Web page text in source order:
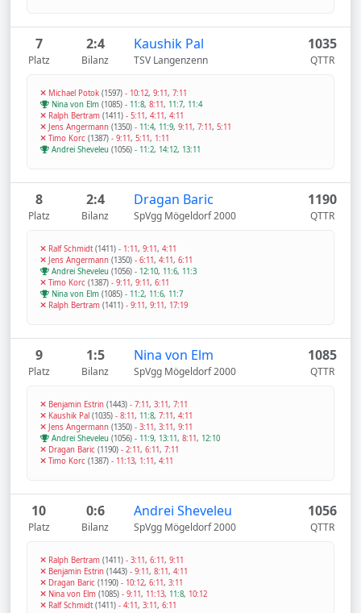
7
Platz
2:4
Bilanz
Kaushik Pal
TSV Langenzenn
1035
QTTR
Michael Potok (1597) - 10:12, 9:11, 7:11
Nina von Elm (1085) - 11:8, 8:11, 11:7, 11:4
Ralph Bertram (1411) - 5:11, 4:11, 4:11
Jens Angermann (1350) - 11:4, 11:9, 9:11, 7:11, 5:11
Timo Korc (1387) - 9:11, 5:11, 1:11
Andrei Sheveleu (1056) - 11:2, 14:12, 13:11
8
Platz
2:4
Bilanz
Dragan Baric
SpVgg Mögeldorf 2000
1190
QTTR
Ralf Schmidt(1411) - 1:11, 9:11, 4:11
Jens Angermann (1350) - 6:11, 4:11, 6:11
Andrei Sheveleu (1056) - 12:10, 11:6, 11:3
Timo Korc (1387) - 9:11, 9:11, 6:11
Nina von Elm (1085) - 11:2, 11:6, 11:7
Ralph Bertram (1411) - 9:11, 9:11, 17:19
9
Platz
1:5
Bilanz
Nina von Elm
SpVgg Mögeldorf 2000
1085
QTTR
Benjamin Estrin (1443) - 7:11, 3:11, 7:11
Kaushik Pal (1035) - 8:11, 11:8, 7:11, 4:11
Jens Angermann (1350) - 3:11, 3:11, 9:11
Andrei Sheveleu (1056) - 11:9, 13:11, 8:11, 12:10
Dragan Baric (1190) - 2:11, 6:11, 7:11
Timo Korc (1387) - 11:13, 1:11, 4:11
10
Platz
0:6
Bilanz
Andrei Sheveleu
SpVgg Mögeldorf 2000
1056
QTTR
Ralph Bertram (1411) - 3:11, 6:11, 9:11
Benjamin Estrin (1443) - 9:11, 8:11, 4:11
Dragan Baric (1190) - 10:12, 6:11, 3:11
Nina von Elm (1085) - 9:11, 11:13, 11:8, 10:12
Ralf Schmidt(1411) - 4:11, 3:11, 6:11